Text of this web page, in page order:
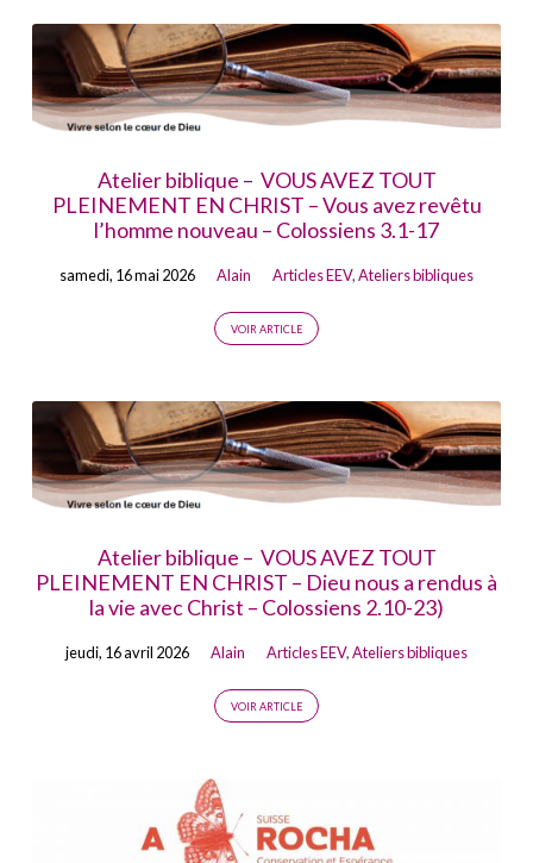
Atelier biblique – VOUS AVEZ TOUT
PLEINEMENT EN CHRIST – Vous avez revêtu
l’homme nouveau – Colossiens 3.1-17
samedi, 16 mai 2026 Alain Articles EEV,Ateliers bibliques
VOIR ARTICLE
Atelier biblique – VOUS AVEZ TOUT
PLEINEMENT EN CHRIST – Dieu nous a rendus à
la vie avec Christ – Colossiens 2.10-23)
jeudi, 16 avril 2026 Alain Articles EEV,Ateliers bibliques
VOIR ARTICLE